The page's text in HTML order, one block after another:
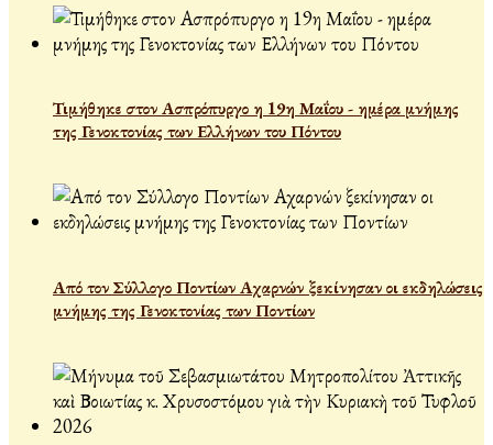
Τιμήθηκε στον Ασπρόπυργο η 19η Μαΐου - ημέρα μνήμης
της Γενοκτονίας των Ελλήνων του Πόντου
Από τον Σύλλογο Ποντίων Αχαρνών ξεκίνησαν οι εκδηλώσεις
μνήμης της Γενοκτονίας των Ποντίων